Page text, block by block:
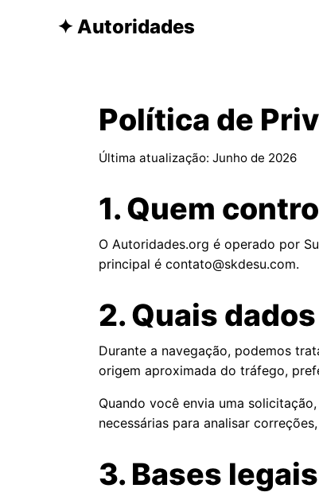
✦ Autoridades
Política de
Última atualização: Junho de 2026
1. Quem
O Autoridades.org é operado por
principal é contato@skdesu.com.
2. Quais
Durante a navegação, podemos
origem aproximada do tráfego,
Quando você envia uma
necessárias para analisar
3. Bases legais